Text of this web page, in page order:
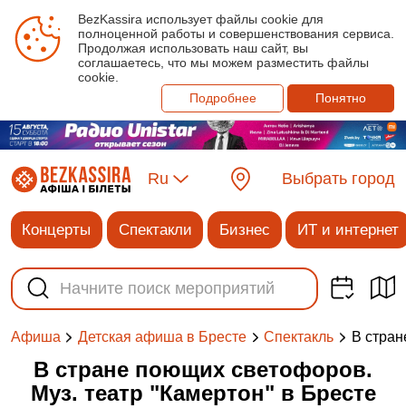
BezKassira использует файлы cookie для
полноценной работы и совершенствования сервиса.
Продолжая использовать наш сайт, вы
соглашаетесь, что мы можем разместить файлы
cookie.
Подробнее
Понятно
Ru Выбрать город
Концерты Спектакли Бизнес ИТ и интернет
Афиша Детская афиша в Бресте Спектакль В
В стране поющих светофоров.
Муз. театр "Камертон" в Бресте